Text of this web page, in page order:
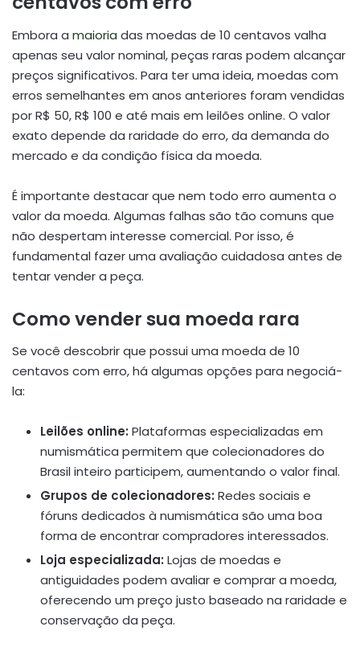
Embora a maioria das moedas de 10 centavos valha
apenas seu valor nominal, peças raras podem alcançar
preços significativos. Para ter uma ideia, moedas com
erros semelhantes em anos anteriores foram vendidas
por R$ 50, R$ 100 e até mais em leilões online. O valor
exato depende da raridade do erro, da demanda do
mercado e da condição física da moeda.
É importante destacar que nem todo erro aumenta o
valor da moeda. Algumas falhas são tão comuns que
não despertam interesse comercial. Por isso, é
fundamental fazer uma avaliação cuidadosa antes de
tentar vender a peça.
Como vender sua moeda rara
Se você descobrir que possui uma moeda de 10
centavos com erro, há algumas opções para negociá-
la:
Leilões online: Plataformas especializadas em
numismática permitem que colecionadores do
Brasil inteiro participem, aumentando o valor final.
Grupos de colecionadores: Redes sociais e
fóruns dedicados à numismática são uma boa
forma de encontrar compradores interessados.
Loja especializada: Lojas de moedas e
antiguidades podem avaliar e comprar a moeda,
oferecendo um preço justo baseado na raridade e
conservação da peça.